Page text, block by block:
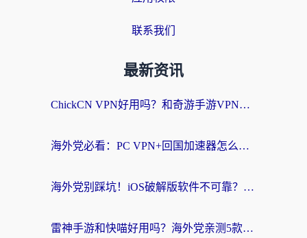
联系我们
最新资讯
ChickCN VPN好用吗？和奇游手游VPN对比哪个回国效果更好？海外党亲测实用指南
海外党必看：PC VPN+回国加速器怎么选？无缝访问国内资源全攻略
海外党别踩坑！iOS破解版软件不可靠？教你选对回国加速器无缝看国内资源
雷神手游和快喵好用吗？海外党亲测5款回国加速器，附斧牛Bling对比+微信视频号解决办法